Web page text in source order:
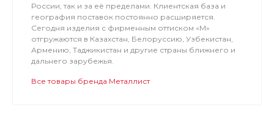
России, так и за её пределами. Клиентская база и
география поставок постоянно расширяется.
Сегодня изделия с фирменным оттиском «М»
отгружаются в Казахстан, Белоруссию, Узбекистан,
Армению, Таджикистан и другие страны ближнего и
дальнего зарубежья.
Все товары бренда Металлист